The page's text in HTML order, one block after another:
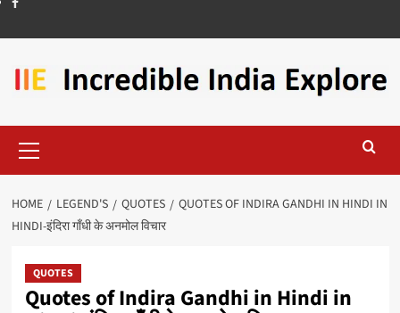
HOME LEGEND'S QUOTES
QUOTES OF INDIRA GANDHI IN HINDI IN
HINDI-इंदिरा गाँधी के अनमोल विचार
QUOTES
Quotes of Indira Gandhi in Hindi in